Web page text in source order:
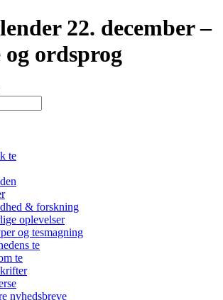
22. december –
og ordsprog
te
& forskning
oplevelser
og tesmagning
te
te
nyhedsbreve